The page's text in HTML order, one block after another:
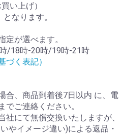
い上げ）
なります。
定が選べます。
/18時-20時/19時-21時
づく表記）
合、商品到着後7日以内 に、電
でご連絡ください。
にて無償交換いたしますが、
やイメージ違い)による返品・